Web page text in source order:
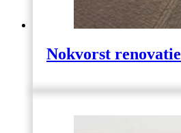
Nokvorst renovatie